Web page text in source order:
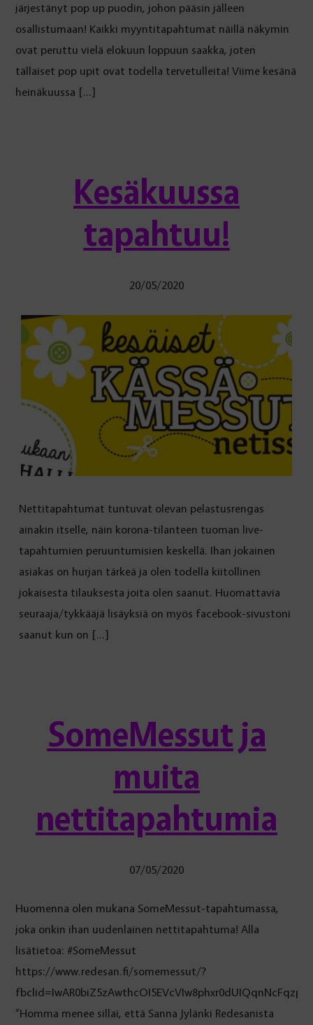
järjestänyt pop up puodin, johon pääsin jälleen
osallistumaan! Kaikki myyntitapahtumat näillä näkymin
ovat peruttu vielä elokuun loppuun saakka, joten
tällaiset pop upit ovat todella tervetulleita! Viime kesänä
heinäkuussa […]
Kesäkuussa
tapahtuu!
20/05/2020
Nettitapahtumat tuntuvat olevan pelastusrengas
ainakin itselle, näin korona-tilanteen tuoman live-
tapahtumien peruuntumisien keskellä. Ihan jokainen
asiakas on hurjan tärkeä ja olen todella kiitollinen
jokaisesta tilauksesta joita olen saanut. Huomattavia
seuraaja/tykkääjä lisäyksiä on myös facebook-sivustoni
saanut kun on […]
SomeMessut ja
muita
nettitapahtumia
07/05/2020
Huomenna olen mukana SomeMessut-tapahtumassa,
joka onkin ihan uudenlainen nettitapahtuma! Alla
lisätietoa: #SomeMessut
https://www.redesan.fi/somemessut/?
“Homma menee sillai, että Sanna Jylänki Redesanista